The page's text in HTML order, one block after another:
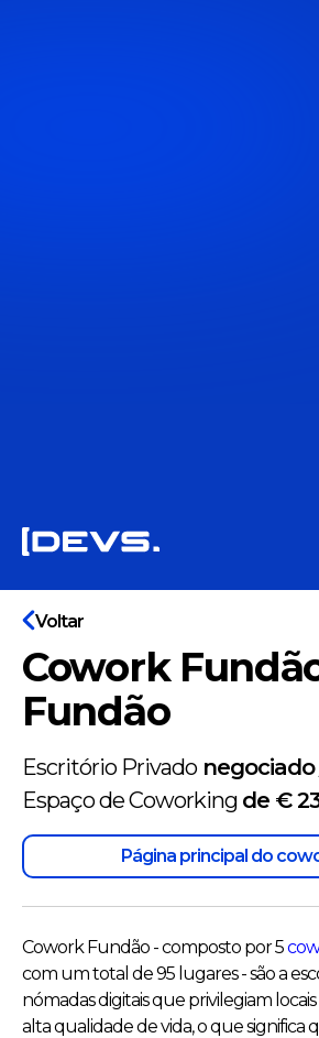
Voltar
Cowork
Fundão
Escritório Privadonegociado
Espaço de Coworking de €
Página principal do
Cowork Fundão - composto por 5
com um total de 95 lugares - são a
nómadas digitais que privilegiam
alta qualidade de vida, o que significa